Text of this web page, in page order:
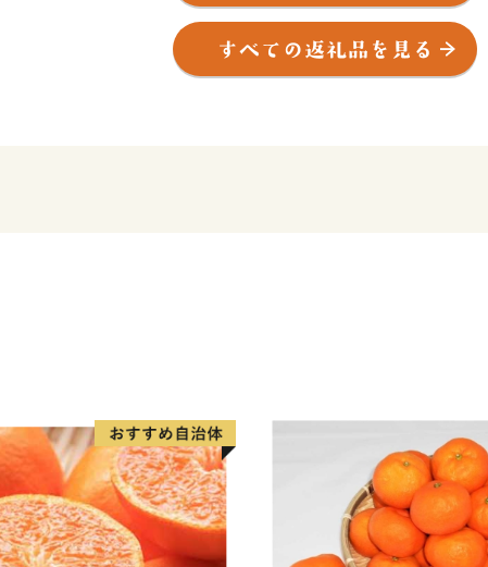
柿」をはじめ一年中美味しい果物や野菜を収穫するこ
す。高森町では、子育て支援や福祉、自然環境の保護
より住み良いまちづくりを進めております。当町の出
じめ、「高森町を応援したい！」と感じて下さった